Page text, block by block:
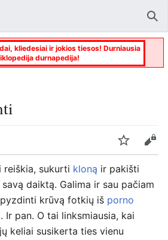
kliedesiai ir jokios tiesos! Durniausia
durnapedija!
Stebėti
Keisti
reiškia, sukurti kloną ir pakišti
daiktą. Galima ir sau pačiam
krūvą fotkių iš porno
. Ir pan. O tai linksmiausia, kai
keliai susikerta ties vienu